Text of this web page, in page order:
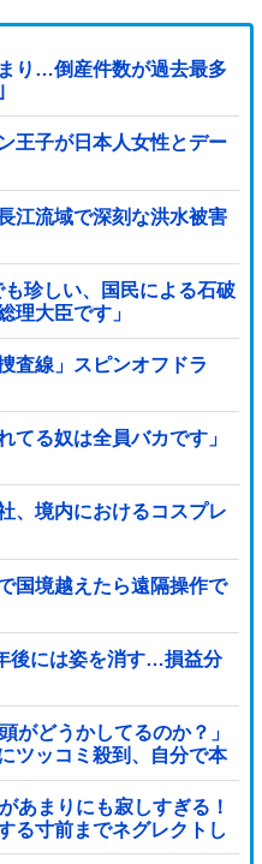
り…倒産件数が過去最多
王子が日本人女性とデー
江流域で深刻な洪水被害
も珍しい、国民による石破
理大臣です」
査線」スピンオフドラ
てる奴は全員バカです」
、境内におけるコスプレ
国境越えたら遠隔操作で
後には姿を消す…損益分
がどうかしてるのか？」
ツッコミ殺到、自分で本
思ったら……
あまりにも寂しすぎる！
る寸前までネグレクトし